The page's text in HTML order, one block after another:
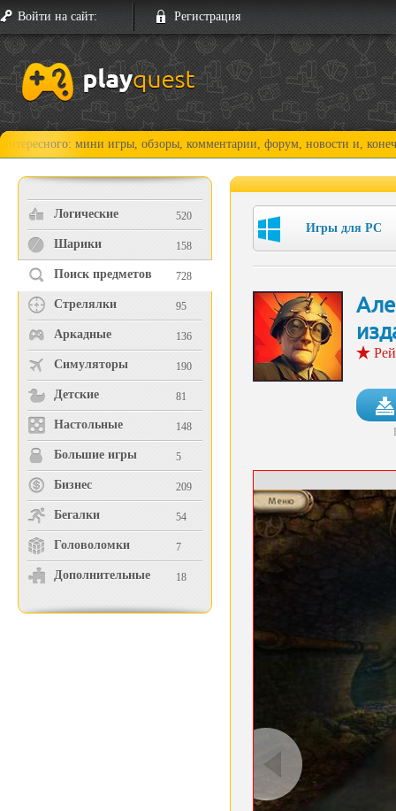
Войти на сайт: Регистрация
мини игры, обзоры, комментарии, форум, новости и, конечно,
Логические 520
Шарики 158
Поиск предметов 728
Стрелялки 95
Аркадные 136
Симуляторы 190
Детские 81
Настольные 148
Большие игры 5
Бизнес 209
Бегалки 54
Головоломки 7
Дополнительные 18
Игры для PC